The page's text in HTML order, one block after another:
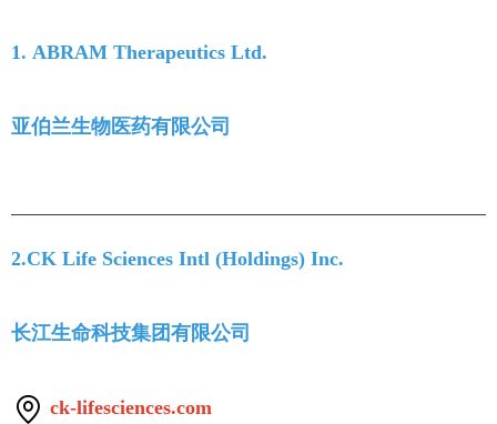
1. ABRAM Therapeutics Ltd.
亚伯兰生物医药有限公司
2.CK Life Sciences Intl (Holdings) Inc.
长江生命科技集团有限公司
ck-lifesciences.com